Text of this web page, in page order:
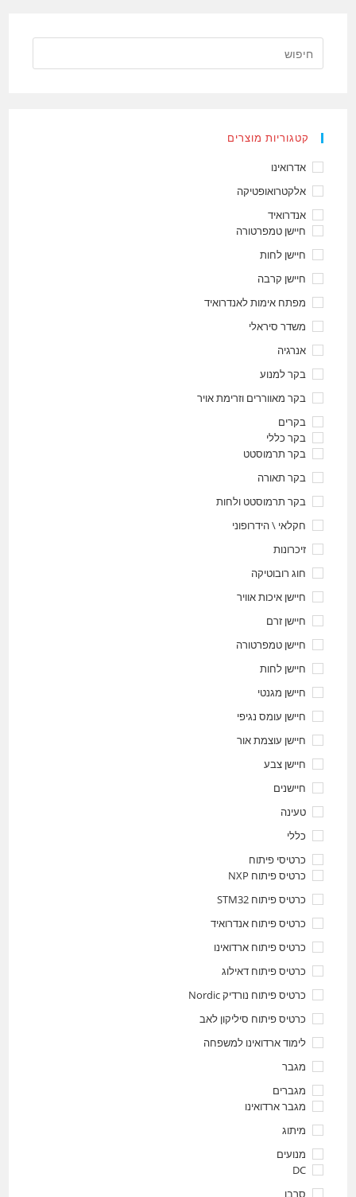
קטגוריות מוצרים
אדרואינו
אלקטרואופטיקה
אנדרואיד
חיישן טמפרטורה
חיישן לחות
חיישן קרבה
מפתח אימות לאנדרואיד
משדר סיראלי
אנרגיה
בקר למנוע
בקר מאווררים וזרימת אויר
בקרים
בקר כללי
בקר תרמוסטט
בקר תאורה
בקר תרמוסטט ולחות
חקלאי \ הידרופוני
זיכרונות
חוג רובוטיקה
חיישן איכות אוויר
חיישן זרם
חיישן טמפרטורה
חיישן לחות
חיישן מגנטי
חיישן עומס נגיפי
חיישן עוצמת אור
חיישן צבע
חיישנים
טעינה
כללי
כרטיסי פיתוח
כרטיס פיתוח NXP
כרטיס פיתוח STM32
כרטיס פיתוח אנדרואיד
כרטיס פיתוח ארדואינו
כרטיס פיתוח דאילוג
כרטיס פיתוח נורדיק Nordic
כרטיס פיתוח סיליקון לאב
לימוד ארדואינו למשפחה
מגבר
מגברים
מגבר ארדואינו
מיתוג
מנועים
DC
סרבו